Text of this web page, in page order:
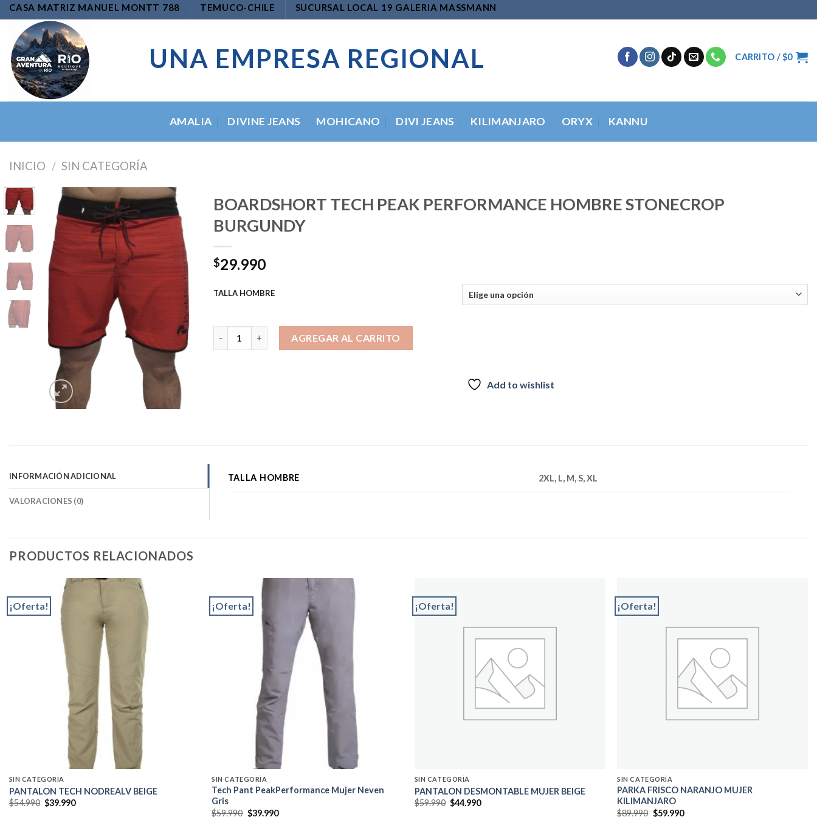
Skip
to
content
CASA MATRIZ MANUEL MONTT 788 TEMUCO-CHILE SUCURSAL LOCAL 19 GALERIA MASSMANN
UNA EMPRESA REGIONAL CARRITO /$0
AMALIA DIVINE JEANS MOHICANO DIVI JEANS KILIMANJARO ORYX KANNU
INICIO / SIN CATEGORÍA
Add to
wishlist
BOARDSHORT TECH PEAK PERFORMANCE HOMBRE STONECROP
BURGUNDY
$29.990
TALLA HOMBRE
AGREGAR AL CARRITO
Add to wishlist
INFORMACIÓN ADICIONAL
VALORACIONES (0)
TALLA HOMBRE 2XL, L, M, S, XL
PRODUCTOS RELACIONADOS
¡Oferta!
SIN CATEGORÍA
PANTALON TECH NODREALV BEIGE
$54.990 El
precio
$39.990El
¡Oferta!
SIN CATEGORÍA
Tech Pant PeakPerformance Mujer Neven
Gris
$59.990 El
$39.990El
¡Oferta!
SIN CATEGORÍA
PANTALON DESMONTABLE MUJER BEIGE
$59.990 El
precio
$44.990El
¡Oferta!
SIN CATEGORÍA
PARKA FRISCO NARANJO MUJER
KILIMANJARO
$89.990 El
$59.990El